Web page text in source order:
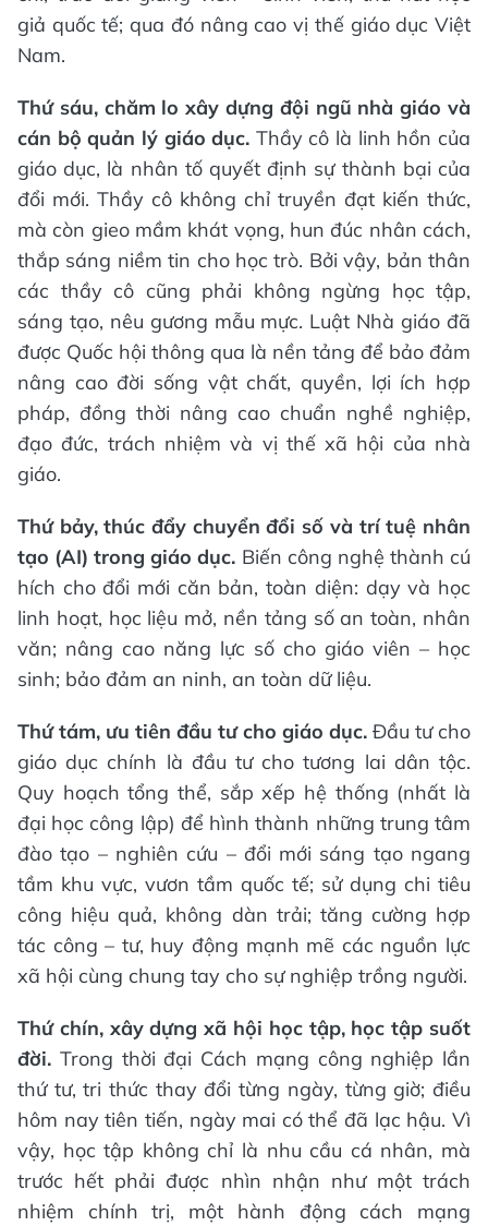
giả quốc tế; qua đó nâng cao vị thế giáo dục Việt
Nam.
Thứ sáu, chăm lo xây dựng đội ngũ nhà giáo và
cán bộ quản lý giáo dục. Thầy cô là linh hồn của
giáo dục, là nhân tố quyết định sự thành bại của
đổi mới. Thầy cô không chỉ truyền đạt kiến thức,
mà còn gieo mầm khát vọng, hun đúc nhân cách,
thắp sáng niềm tin cho học trò. Bởi vậy, bản thân
các thầy cô cũng phải không ngừng học tập,
sáng tạo, nêu gương mẫu mực. Luật Nhà giáo đã
được Quốc hội thông qua là nền tảng để bảo đảm
nâng cao đời sống vật chất, quyền, lợi ích hợp
pháp, đồng thời nâng cao chuẩn nghề nghiệp,
đạo đức, trách nhiệm và vị thế xã hội của nhà
giáo.
Thứ bảy, thúc đẩy chuyển đổi số và trí tuệ nhân
tạo (AI) trong giáo dục. Biến công nghệ thành cú
hích cho đổi mới căn bản, toàn diện: dạy và học
linh hoạt, học liệu mở, nền tảng số an toàn, nhân
văn; nâng cao năng lực số cho giáo viên – học
sinh; bảo đảm an ninh, an toàn dữ liệu.
Thứ tám, ưu tiên đầu tư cho giáo dục. Đầu tư cho
giáo dục chính là đầu tư cho tương lai dân tộc.
Quy hoạch tổng thể, sắp xếp hệ thống (nhất là
đại học công lập) để hình thành những trung tâm
đào tạo – nghiên cứu – đổi mới sáng tạo ngang
tầm khu vực, vươn tầm quốc tế; sử dụng chi tiêu
công hiệu quả, không dàn trải; tăng cường hợp
tác công – tư, huy động mạnh mẽ các nguồn lực
xã hội cùng chung tay cho sự nghiệp trồng người.
Thứ chín, xây dựng xã hội học tập, học tập suốt
đời. Trong thời đại Cách mạng công nghiệp lần
thứ tư, tri thức thay đổi từng ngày, từng giờ; điều
hôm nay tiên tiến, ngày mai có thể đã lạc hậu. Vì
vậy, học tập không chỉ là nhu cầu cá nhân, mà
trước hết phải được nhìn nhận như một trách
nhiệm chính trị, một hành động cách mạng